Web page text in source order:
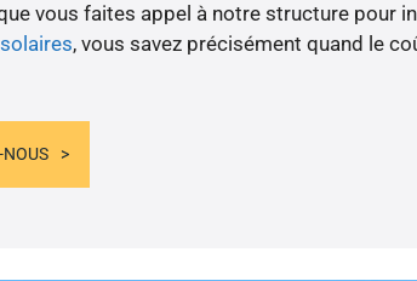
vous faites appel à notre structure pour
, vous savez précisément quand le